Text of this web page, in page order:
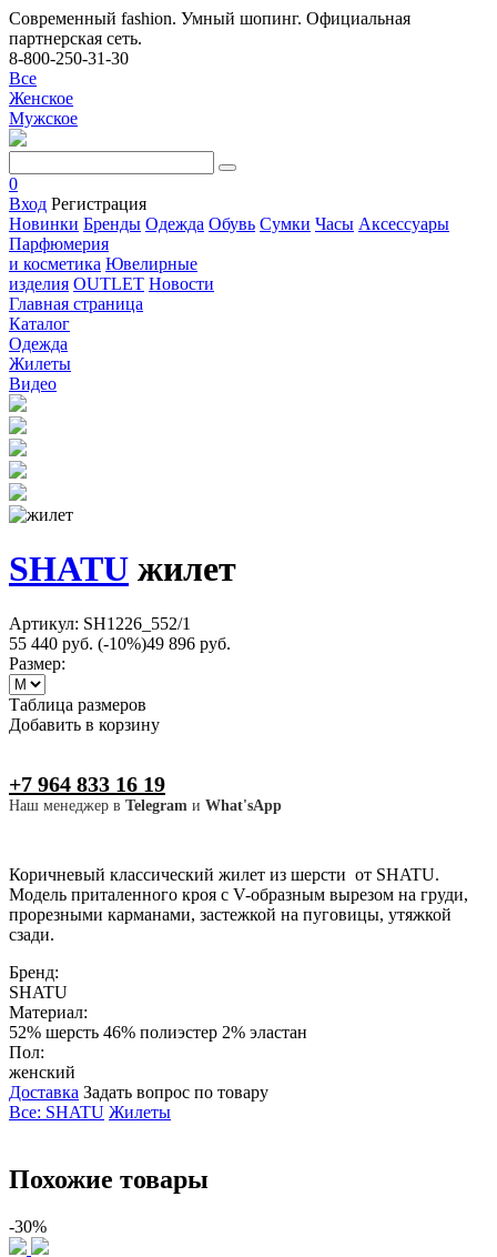
Современный fashion. Умный шопинг. Официальная
партнерская сеть.
8-800-250-31-30
Все
Женское
Мужское
0
Вход Регистрация
Новинки Бренды Одежда Обувь Сумки Часы Аксессуары
Парфюмерия
и косметика Ювелирные
изделия OUTLET Новости
Главная страница
Каталог
Одежда
Жилеты
Видео
SHATU жилет
Артикул: SH1226_552/1
55 440 руб. (-10%)49 896 руб.
Размер:
Таблица размеров
Добавить в корзину
+7 964 833 16 19
Наш менеджер в Telegram и What'sApp
Коричневый классический жилет из шерсти от SHATU.
Модель приталенного кроя с V-образным вырезом на груди,
прорезными карманами, застежкой на пуговицы, утяжкой
сзади.
Бренд:
SHATU
Материал:
52% шерсть 46% полиэстер 2% эластан
Пол:
женский
Доставка Задать вопрос по товару
Все: SHATU Жилеты
Похожие товары
-30%